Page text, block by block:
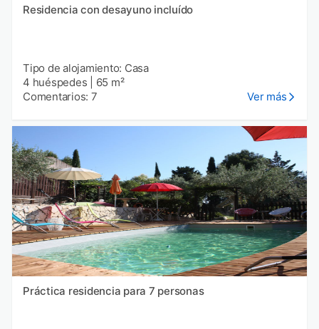
Residencia con desayuno incluído
Tipo de alojamiento: Casa
4 huéspedes
65 m²
Comentarios: 7
Ver más
Práctica residencia para 7 personas